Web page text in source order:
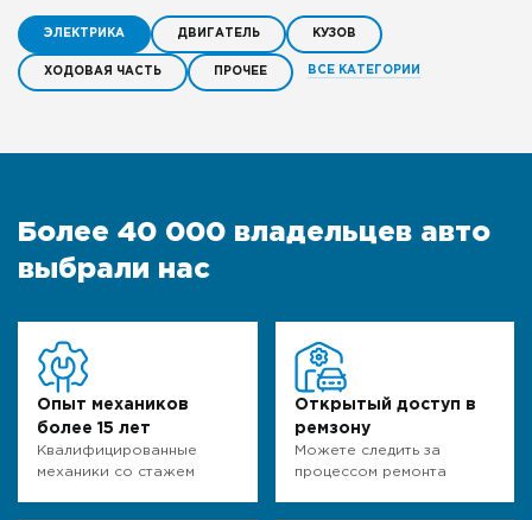
ЭЛЕКТРИКА ДВИГАТЕЛЬ КУЗОВ
ХОДОВАЯ ЧАСТЬ ПРОЧЕЕ ВСЕ КАТЕГОРИИ
Более 40 000 владельцев авто
выбрали нас
Опыт механиков
более 15 лет
Квалифицированные
механики со стажем
Открытый доступ в
ремзону
Можете следить за
процессом ремонта